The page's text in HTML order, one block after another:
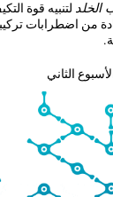
الخلد لتنبيه قوة
من اضطرابات
الثاني